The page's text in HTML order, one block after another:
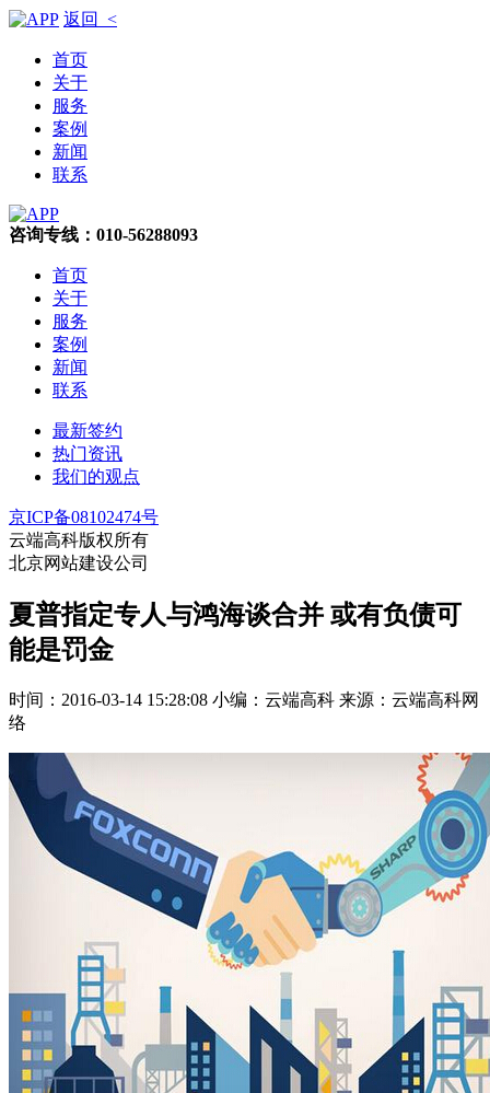
返回 <
首页
关于
服务
案例
新闻
联系
咨询专线：010-56288093
首页
关于
服务
案例
新闻
联系
最新签约
热门资讯
我们的观点
京ICP备08102474号
云端高科版权所有
北京网站建设公司
夏普指定专人与鸿海谈合并 或有负债可
能是罚金
时间：2016-03-14 15:28:08 小编：云端高科 来源：云端高科网
络